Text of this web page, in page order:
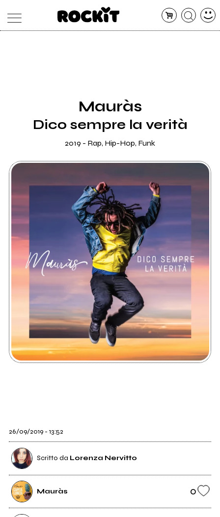
RADIO
Mauràs
Dico sempre la verità
2019 - Rap, Hip-Hop, Funk
26/09/2019 - 13:52
Scritto da Lorenza Nervitto
Mauràs 0